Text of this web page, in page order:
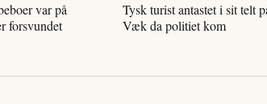
var på
forsvundet
Tysk turist antastet i sit telt
Væk da politiet kom